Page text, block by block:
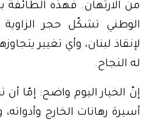
من الارتهان. فهذه الطائفة
الوطني تشكّل حجر
لإنقاذ لبنان، وأي تغيير
له النجاح.
إنّ الخيار اليوم واضح: إمّا
أسيرة رهانات الخارج